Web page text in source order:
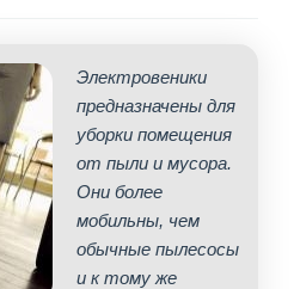
Электровеники
предназначены для
уборки помещения
от пыли и мусора.
Они более
мобильны, чем
обычные пылесосы
и к тому же